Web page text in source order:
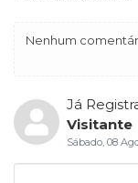
Nenhum
Já
Visitante
Sábado, 08